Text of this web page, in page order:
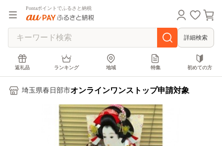
Pontaポイントでふるさと納税
詳細検索
返礼品 ランキング 地域 特集 初めての方
埼玉県春日部市オンラインワンストップ申請対象